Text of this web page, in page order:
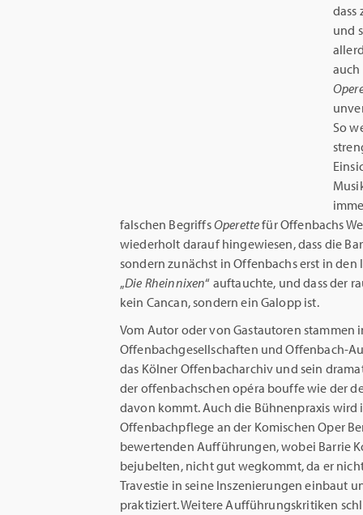
dass
und
auch
So
falschen BegriffsOperettefür Offenbachs
wiederholt darauf hingewiesen, dass die
sondern zunächst in Offenbachs erst in
„Die Rheinnixen“ auftauchte, und dass der
kein Cancan, sondern ein Galopp ist.
Vom Autor oder von Gastautoren stammen
Offenbachgesellschaften und Offenbach-
das Kölner Offenbacharchiv und sein
der offenbachschen opéra bouffe wie der
davon kommt. Auch die Bühnenpraxis
Offenbachpflege an der Komischen Oper
bewertenden Aufführungen, wobei Barrie
bejubelten, nicht gut wegkommt, da er
Travestie in seine Inszenierungen einbaut
praktiziert. Weitere Aufführungskritiken